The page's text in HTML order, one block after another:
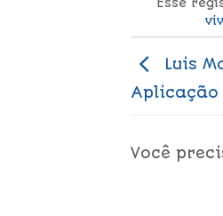
Luis
Você